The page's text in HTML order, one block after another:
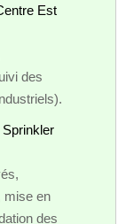
Est
des
Sprinkler
mise en
des